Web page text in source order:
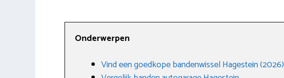
Onderwerpen
Vind een goedkope bandenwissel Hagestein (2026)